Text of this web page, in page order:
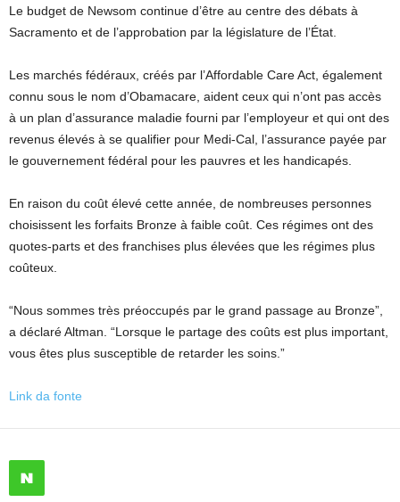
Le budget de Newsom continue d’être au centre des débats à
Sacramento et de l’approbation par la législature de l’État.
Les marchés fédéraux, créés par l’Affordable Care Act, également
connu sous le nom d’Obamacare, aident ceux qui n’ont pas accès
à un plan d’assurance maladie fourni par l’employeur et qui ont des
revenus élevés à se qualifier pour Medi-Cal, l’assurance payée par
le gouvernement fédéral pour les pauvres et les handicapés.
En raison du coût élevé cette année, de nombreuses personnes
choisissent les forfaits Bronze à faible coût. Ces régimes ont des
quotes-parts et des franchises plus élevées que les régimes plus
coûteux.
“Nous sommes très préoccupés par le grand passage au Bronze”,
a déclaré Altman. “Lorsque le partage des coûts est plus important,
vous êtes plus susceptible de retarder les soins.”
Link da fonte